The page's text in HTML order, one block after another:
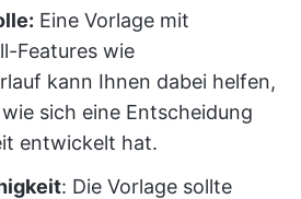
Eine Vorlage mit
Features wie
kann Ihnen dabei helfen,
sich eine Entscheidung
entwickelt hat.
: Die Vorlage sollte